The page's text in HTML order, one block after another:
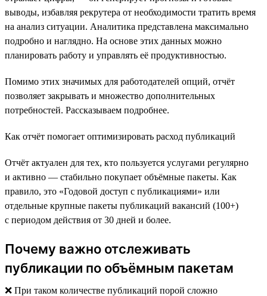
выводы, избавляя рекрутера от необходимости тратить время
на анализ ситуации. Аналитика представлена максимально
подробно и наглядно. На основе этих данных можно
планировать работу и управлять её продуктивностью.
Помимо этих значимых для работодателей опций, отчёт
позволяет закрывать и множество дополнительных
потребностей. Рассказываем подробнее.
Как отчёт помогает оптимизировать расход публикаций
Отчёт актуален для тех, кто пользуется услугами регулярно
и активно — стабильно покупает объёмные пакеты. Как
правило, это «Годовой доступ с публикациями» или
отдельные крупные пакеты публикаций вакансий (100+)
с периодом действия от 30 дней и более.
Почему важно отслеживать
публикации по объёмным пакетам
❌ При таком количестве публикаций порой сложно